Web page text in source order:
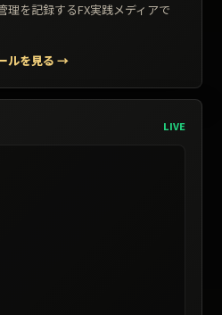
理を記録するFX実践メディアで
ルを見る →
LIVE